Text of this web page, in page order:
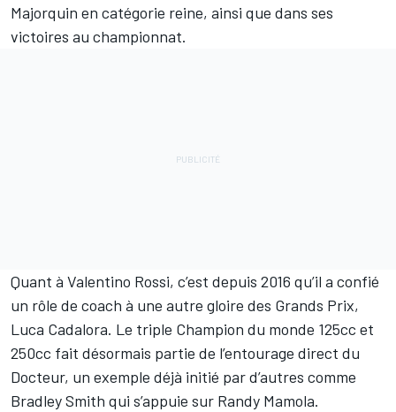
Majorquin en catégorie reine, ainsi que dans ses
victoires au championnat.
Quant à Valentino Rossi, c’est depuis 2016 qu’il a confié
un rôle de coach à une autre gloire des Grands Prix,
Luca Cadalora. Le triple Champion du monde 125cc et
250cc fait désormais partie de l’entourage direct du
Docteur, un exemple déjà initié par d’autres comme
Bradley Smith qui s’appuie sur Randy Mamola.